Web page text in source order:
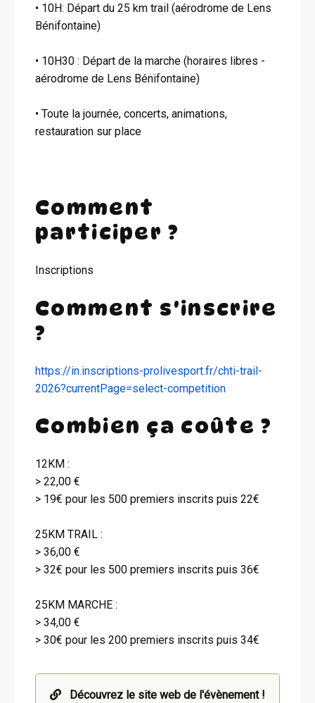
• 10H: Départ du 25 km trail (aérodrome de Lens
Bénifontaine)
• 10H30 : Départ de la marche (horaires libres -
aérodrome de Lens Bénifontaine)
• Toute la journée, concerts, animations,
restauration sur place
Comment
participer ?
Inscriptions
Comment s'inscrire
?
https://in.inscriptions-prolivesport.fr/chti-trail-
2026?currentPage=select-competition
Combien ça coûte ?
12KM :
> 22,00 €
> 19€ pour les 500 premiers inscrits puis 22€
25KM TRAIL :
> 36,00 €
> 32€ pour les 500 premiers inscrits puis 36€
25KM MARCHE :
> 34,00 €
> 30€ pour les 200 premiers inscrits puis 34€
Découvrez le site web de l'évènement !